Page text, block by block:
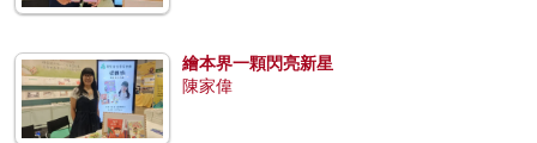
繪本界一顆閃亮新星
陳家偉